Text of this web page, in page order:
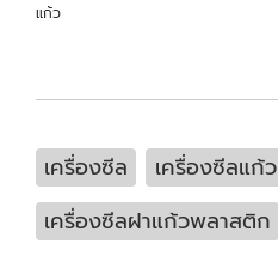
แก้ว
เครื่องซีล เครื่องซีลแก้ว
เครื่องซีลฝาแก้วพลาสติก